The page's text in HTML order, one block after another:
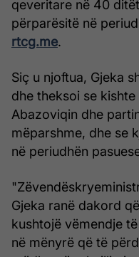
qeveritare në 40
përparësitë në
rtcg.me.
Siç u njoftua, Gjeka
dhe theksoi se
Abazoviqin dhe
mëparshme, dhe se
në periudhën
Gjeka ranë dakord
kushtojë vëmendje
në mënyrë që të